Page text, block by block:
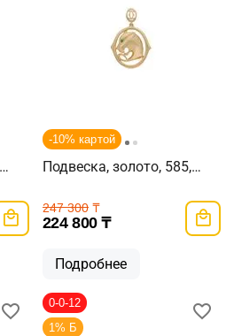
-10% картой
Подвеска, золото, 585,
247 300 ₸
224 800 ₸
Подробнее
0-0-12
1% Б